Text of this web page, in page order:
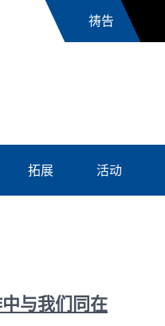
拓展 活动
与我们同在